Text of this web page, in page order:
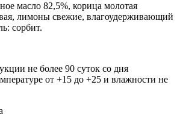
масло 82,5%, корица молотая
лимоны свежие, влагоудерживающий
сорбит.
не более 90 суток со дня
от +15 до +25 и влажности не